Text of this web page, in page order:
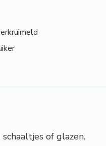
of glazen.